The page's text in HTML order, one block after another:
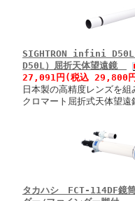
SIGHTRON infini D50L
D50L）屈折天体望遠鏡
27,091円(税込 29,800
日本製の高精度レンズを
クロマート屈折式天体望遠
タカハシ FCT-114DF鏡